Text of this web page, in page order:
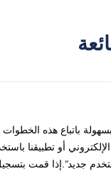
باتباع هذه
أو تطبيقنا
جديد“.إذا قمت